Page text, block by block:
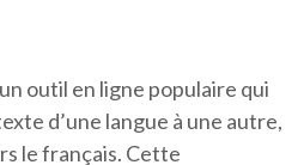
outil en ligne populaire qui
d’une langue à une autre,
le français. Cette